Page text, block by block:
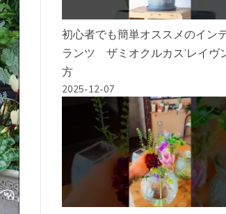
初心者でも簡単オススメのイン
ランツ ザミオクルカス’レイヴ
方
2025-12-07